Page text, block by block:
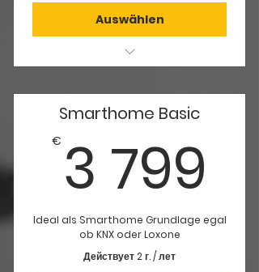
Auswählen
Stromlaufpläne für den
Schaltschrank
Stücklisten der benötigten
Bauteile für den Schaltschrank
Aufbauzeichnung vom
Schaltschrank
Smarthome Basic
€ 3 799
Ideal als Smarthome Grundlage egal
ob KNX oder Loxone
Действует 2 г. / лет